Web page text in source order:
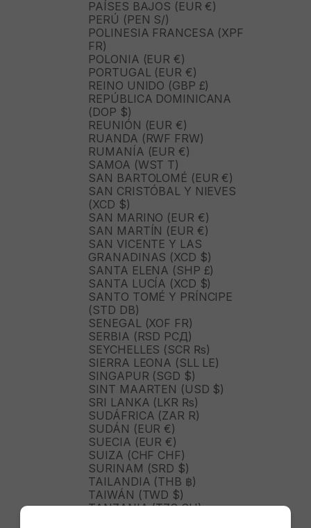
PAÍSES BAJOS (EUR €)
PERÚ (PEN S/)
POLINESIA FRANCESA (XPF
FR)
POLONIA (EUR €)
PORTUGAL (EUR €)
REINO UNIDO (GBP £)
REPÚBLICA DOMINICANA
(DOP $)
REUNIÓN (EUR €)
RUANDA (RWF FRW)
RUMANÍA (EUR €)
SAMOA (WST T)
SAN BARTOLOMÉ (EUR €)
SAN CRISTÓBAL Y NIEVES
(XCD $)
SAN MARINO (EUR €)
SAN MARTÍN (EUR €)
SAN VICENTE Y LAS
GRANADINAS (XCD $)
SANTA ELENA (SHP £)
SANTA LUCÍA (XCD $)
SANTO TOMÉ Y PRÍNCIPE
(STD DB)
SENEGAL (XOF FR)
SERBIA (RSD РСД)
SEYCHELLES (SCR ₨)
SIERRA LEONA (SLL LE)
SINGAPUR (SGD $)
SINT MAARTEN (USD $)
SRI LANKA (LKR ₨)
SUDÁFRICA (ZAR R)
SUDÁN (EUR €)
SUECIA (EUR €)
SUIZA (CHF CHF)
SURINAM (SRD $)
TAILANDIA (THB ฿)
TAIWÁN (TWD $)
TANZANIA (TZS SH)